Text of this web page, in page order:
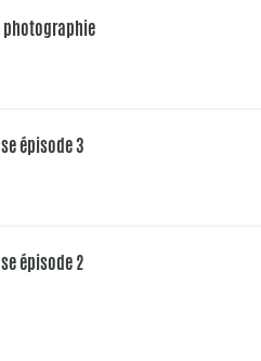
photographie
épisode 3
épisode 2